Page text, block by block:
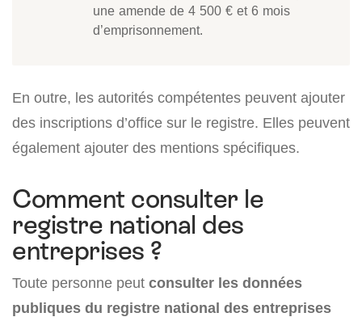
une amende de 4 500 € et 6 mois
d’emprisonnement.
En outre, les autorités compétentes peuvent ajouter
des inscriptions d’office sur le registre. Elles peuvent
également ajouter des mentions spécifiques.
Comment consulter le
registre national des
entreprises ?
Toute personne peut consulter les données
publiques du registre national des entreprises